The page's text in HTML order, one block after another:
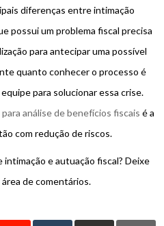
diferenças entre intimação
possui um problema fiscal precisa
para antecipar uma possível
quanto conhecer o processo é
para solucionar essa crise.
análise de benefícios fiscais é a
com redução de riscos.
e autuação fiscal? Deixe
de comentários.